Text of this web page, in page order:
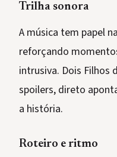
Trilha sonora
A música tem papel
reforçando
intrusiva. Dois Filhos
spoilers, direto
a história.
Roteiro e ritmo